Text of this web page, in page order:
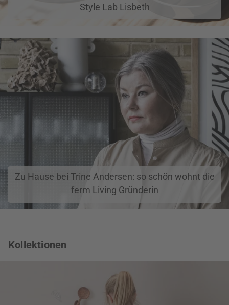
Style Lab Lisbeth
Zu Hause bei Trine Andersen: so schön wohnt die
ferm Living Gründerin
Kollektionen